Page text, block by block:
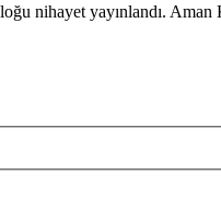
nihayet yayınlandı.